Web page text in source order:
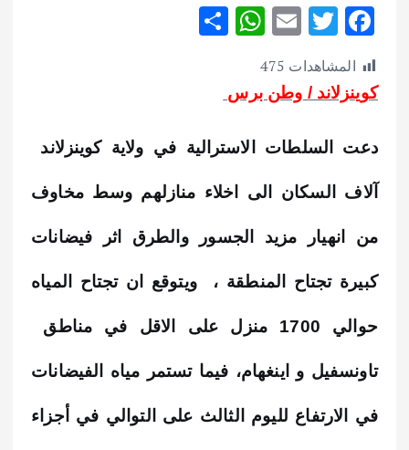
F
ac
e
b
o
k
T
w
it
te
r
E
ai
l
W
s
A
p
p
المشاهدات 475
كوينزلاند / وطن برس
دعت السلطات الاسترالية في ولاية كوينزلاند
آلاف السكان الى اخلاء منازلهم وسط مخاوف
من انهيار مزيد الجسور والطرق اثر فيضانات
كبيرة تجتاح المنطقة ، ويتوقع ان تجتاح المياه
حوالي 1700 منزل على الاقل في مناطق
تاونسفيل و اينغهام، فيماتستمر مياه الفيضانات
في الارتفاع لليوم الثالث على التوالي في أجزاء